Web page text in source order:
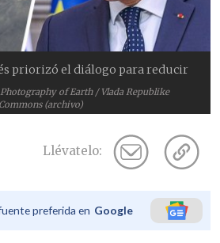
of Earth / Vlada Republike
(archivo)
priorizó el diálogo para reducir
Llévatelo:
preferida en Google